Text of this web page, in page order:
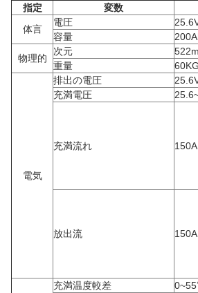
指定 変数
体言
電圧
容量
物理的
次元
重量
電気
排出の電圧
充満電圧
充満流れ 150A
放出流 150A
充満温度較差